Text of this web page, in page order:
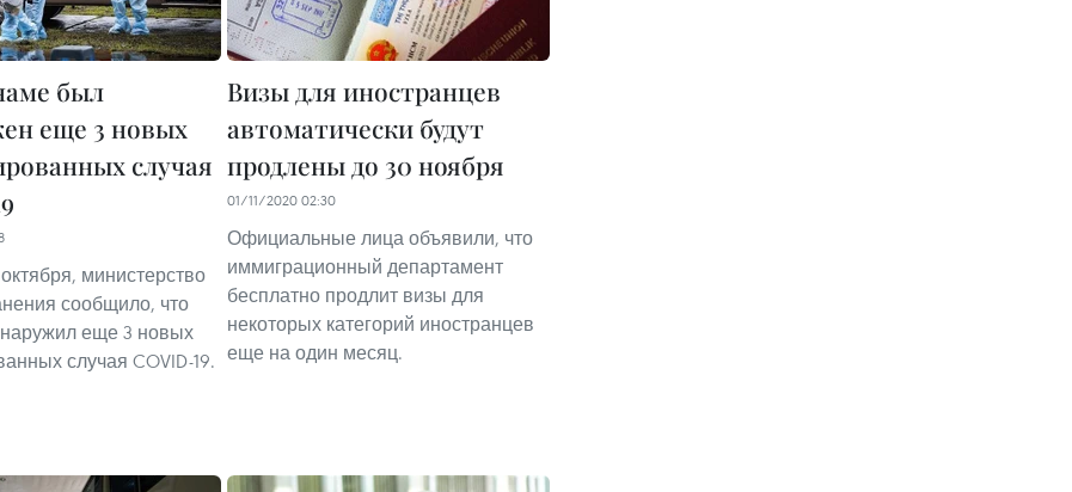
был
еще 3 новых
случая
министерство
сообщило, что
еще 3 новых
случая COVID-19.
Визы для иностранцев
автоматически будут
продлены до 30 ноября
01/11/2020 02:30
Официальные лица объявили, что
иммиграционный департамент
бесплатно продлит визы для
некоторых категорий иностранцев
еще на один месяц.